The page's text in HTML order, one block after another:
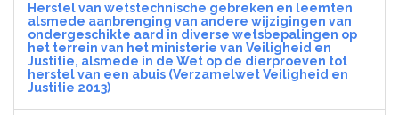
Herstel van wetstechnische gebreken en leemten
alsmede aanbrenging van andere wijzigingen van
ondergeschikte aard in diverse wetsbepalingen op
het terrein van het ministerie van Veiligheid en
Justitie, alsmede in de Wet op de dierproeven tot
herstel van een abuis (Verzamelwet Veiligheid en
Justitie 2013)